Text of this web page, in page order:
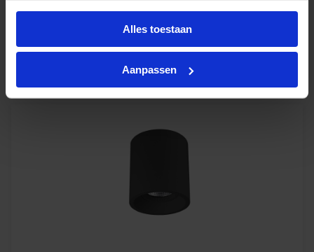
Alles toestaan
Aanpassen
€108,90 incl.btw